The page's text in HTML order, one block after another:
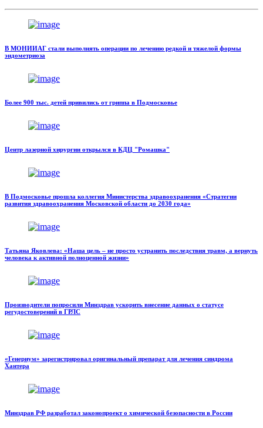
В МОНИИАГ стали выполнять операции по лечению редкой и тяжелой формы
эндометриоза
Более 900 тыс. детей привились от гриппа в Подмосковье
Центр лазерной хирургии открылся в КДЦ "Ромашка"
В Подмосковье прошла коллегия Министерства здравоохранения «Стратегии
развития здравоохранения Московской области до 2030 года»
Татьяна Яковлева: «Наша цель – не просто устранить последствия травм, а вернуть
человека к активной полноценной жизни»
Производители попросили Минздрав ускорить внесение данных о статусе
регудостоверений в ГРЛС
«Генериум» зарегистрировал оригинальный препарат для лечения синдрома
Хантера
Минздрав РФ разработал законопроект о химической безопасности в России